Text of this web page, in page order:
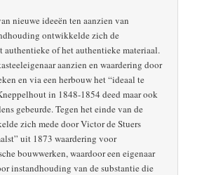
nieuwe ideeën ten aanzien van
ontwikkelde zich de
authentieke of het authentieke materiaal.
aanzien en waardering door
en via een herbouw het “ideaal te
in 1848-1854 deed maar ook
gebeurde. Tegen het einde van de
zich mede door Victor de Stuers
uit 1873 waardering voor
bouwwerken, waardoor een eigenaar
instandhouding van de substantie die